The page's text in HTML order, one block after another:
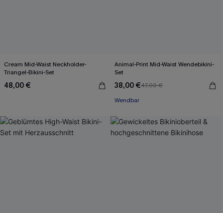
Cream Mid-Waist Neckholder-
Triangel-Bikini-Set
48,00 €
Animal-Print Mid-Waist Wendebikini-
Set
38,00 €47,00 €
Wendbar